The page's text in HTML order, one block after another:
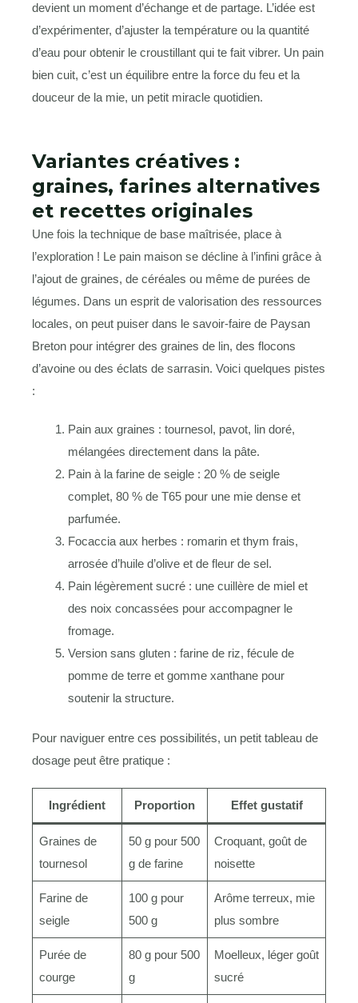
devient un moment d’échange et de partage. L’idée est
d’expérimenter, d’ajuster la température ou la quantité
d’eau pour obtenir le croustillant qui te fait vibrer. Un pain
bien cuit, c’est un équilibre entre la force du feu et la
douceur de la mie, un petit miracle quotidien.
Variantes créatives :
graines, farines alternatives
et recettes originales
Une fois la technique de base maîtrisée, place à
l’exploration ! Le pain maison se décline à l’infini grâce à
l’ajout de graines, de céréales ou même de purées de
légumes. Dans un esprit de valorisation des ressources
locales, on peut puiser dans le savoir-faire de Paysan
Breton pour intégrer des graines de lin, des flocons
d’avoine ou des éclats de sarrasin. Voici quelques pistes
:
Pain aux graines : tournesol, pavot, lin doré,
mélangées directement dans la pâte.
Pain à la farine de seigle : 20 % de seigle
complet, 80 % de T65 pour une mie dense et
parfumée.
Focaccia aux herbes : romarin et thym frais,
arrosée d’huile d’olive et de fleur de sel.
Pain légèrement sucré : une cuillère de miel et
des noix concassées pour accompagner le
fromage.
Version sans gluten : farine de riz, fécule de
pomme de terre et gomme xanthane pour
soutenir la structure.
Pour naviguer entre ces possibilités, un petit tableau de
dosage peut être pratique :
Ingrédient Proportion Effet gustatif
Graines de
tournesol
50 g pour 500
g de farine
Croquant, goût de
noisette
Farine de
seigle
100 g pour
500 g
Arôme terreux, mie
plus sombre
Purée de
courge
80 g pour 500
g
Moelleux, léger goût
sucré